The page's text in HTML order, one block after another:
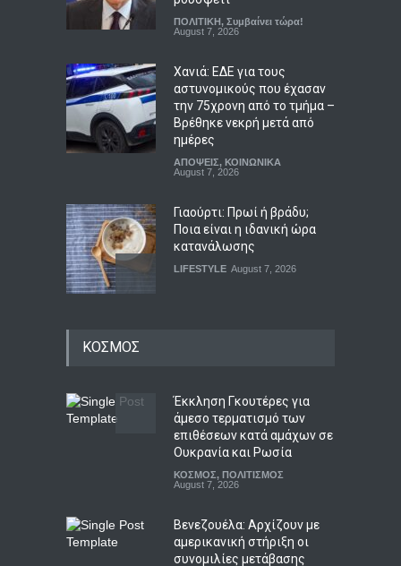
ΠΟΛΙΤΙΚΗ, Συμβαίνει τώρα!
August 7, 2026
Χανιά: ΕΔΕ για τους
αστυνομικούς που έχασαν
την 75χρονη από το τμήμα –
Βρέθηκε νεκρή μετά από
ημέρες
ΑΠΟΨΕΙΣ, ΚΟΙΝΩΝΙΚΑ
August 7, 2026
Γιαούρτι: Πρωί ή βράδυ;
Ποια είναι η ιδανική ώρα
κατανάλωσης
LIFESTYLE August 7, 2026
Ημερήσιες προβλέψεις για
τα ζώδια
ΖΩΔΙΑ August 7, 2026
ΚΟΣΜΟΣ
Έκκληση Γκουτέρες για
άμεσο τερματισμό των
επιθέσεων κατά αμάχων σε
Ουκρανία και Ρωσία
ΚΟΣΜΟΣ, ΠΟΛΙΤΙΣΜΟΣ
August 7, 2026
Βενεζουέλα: Αρχίζουν με
αμερικανική στήριξη οι
συνομιλίες μετάβασης